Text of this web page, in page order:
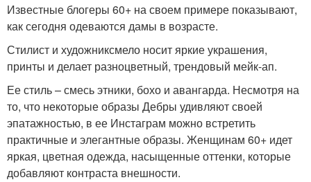
Известные блогеры 60+ на своем примере показывают,
как сегодня одеваются дамы в возрасте.
Стилист и художниксмело носит яркие украшения,
принты и делает разноцветный, трендовый мейк-ап.
Ее стиль – смесь этники, бохо и авангарда. Несмотря на
то, что некоторые образы Дебры удивляют своей
эпатажностью, в ее Инстаграм можно встретить
практичные и элегантные образы. Женщинам 60+ идет
яркая, цветная одежда, насыщенные оттенки, которые
добавляют контраста внешности.